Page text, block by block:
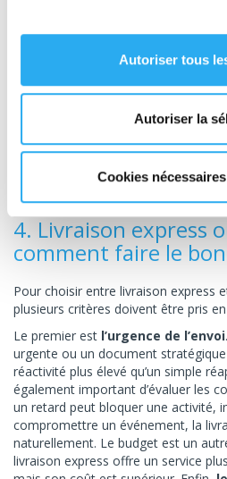
Autoriser tous
Autoriser la
Cookies
Pour les livraisons
La livraison standard convient
logistiques récurrentes et organisées
Cela concerne notamment :
les réapprovisionnements réguliers,
4. Livraison express
comment faire le
Pour choisir entre livraison express
plusieurs critères doivent être pris
Le premier est l’urgence de l’envoi
urgente ou un document
réactivité plus élevé qu’un simple
également important d’évaluer les
un retard peut bloquer une activité,
compromettre un événement, la
naturellement. Le budget est un
livraison express offre un service